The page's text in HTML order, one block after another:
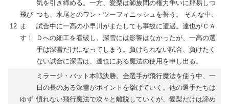
12
飛び
ま
す！
気を引き締める。一方、愛梨は師族間の権力争いに辟易しつ
つも、水尾とのワン・ツーフィニッシュを誓う。 そんな中、
試合中に一高の小早川がまたしても事故に遭遇。達也がＣＡ
Ｄへの細工を看破し、深雪には影響はなかったが、一高の選
手は深雪だけになってしまう。負けられない試合、負けたく
ない試合に深雪は、達也にある魔法の使用を申し出る。
ゆず
ミラージ・バット本戦決勝。全選手が飛行魔法を使う中、一
日の長のある深雪がポイントを挙げていく。他の選手たちは
慣れない飛行魔法で次々と離脱していくが、愛梨だけは諦め